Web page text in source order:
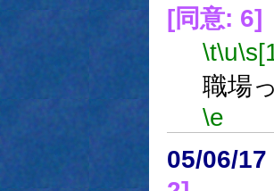
[同意: 6]
\t\u
職場
\e
05/06/